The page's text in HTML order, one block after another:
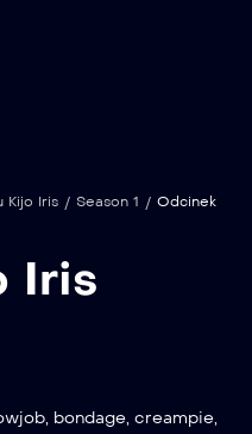
Kijo Iris / Season 1 / Odcinek
Iris
, bondage, creampie,